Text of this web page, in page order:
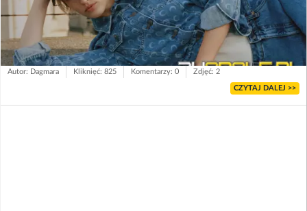
Autor: Dagmara Kliknięć: 825 Komentarzy: 0 Zdjęć: 2
CZYTAJ DALEJ >>